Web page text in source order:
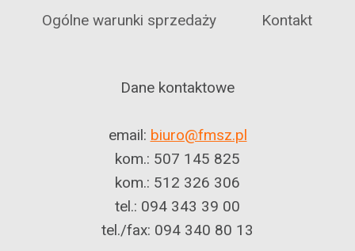
Ogólne warunki sprzedaży
Kontakt
Dane kontaktowe
email: biuro@fmsz.pl
kom.: 507 145 825
kom.: 512 326 306
tel.: 094 343 39 00
tel./fax: 094 340 80 13